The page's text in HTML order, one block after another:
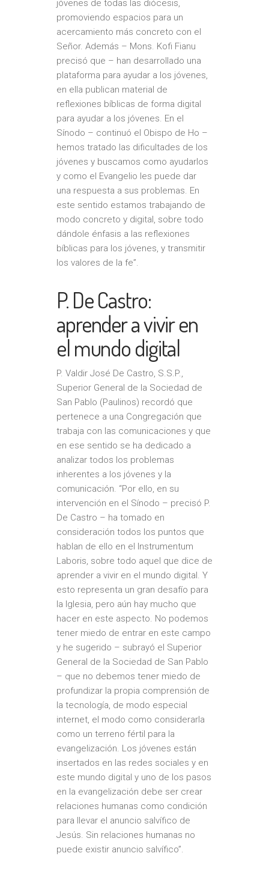
jóvenes de todas las diócesis,
promoviendo espacios para un
acercamiento más concreto con el
Señor. Además – Mons. Kofi Fianu
precisó que – han desarrollado una
plataforma para ayudar a los jóvenes,
en ella publican material de
reflexiones bíblicas de forma digital
para ayudar a los jóvenes. En el
Sínodo – continuó el Obispo de Ho –
hemos tratado las dificultades de los
jóvenes y buscamos como ayudarlos
y como el Evangelio les puede dar
una respuesta a sus problemas. En
este sentido estamos trabajando de
modo concreto y digital, sobre todo
dándole énfasis a las reflexiones
bíblicas para los jóvenes, y transmitir
los valores de la fe”.
P. De Castro:
aprender a vivir en
el mundo digital
P. Valdir José De Castro, S.S.P.,
Superior General de la Sociedad de
San Pablo (Paulinos) recordó que
pertenece a una Congregación que
trabaja con las comunicaciones y que
en ese sentido se ha dedicado a
analizar todos los problemas
inherentes a los jóvenes y la
comunicación. “Por ello, en su
intervención en el Sínodo – precisó P.
De Castro – ha tomado en
consideración todos los puntos que
hablan de ello en el Instrumentum
Laboris , sobre todo aquel que dice de
aprender a vivir en el mundo digital. Y
esto representa un gran desafío para
la Iglesia, pero aún hay mucho que
hacer en este aspecto. No podemos
tener miedo de entrar en este campo
y he sugerido – subrayó el Superior
General de la Sociedad de San Pablo
– que no debemos tener miedo de
profundizar la propia comprensión de
la tecnología, de modo especial
internet, el modo como considerarla
como un terreno fértil para la
evangelización. Los jóvenes están
insertados en las redes sociales y en
este mundo digital y uno de los pasos
en la evangelización debe ser crear
relaciones humanas como condición
para llevar el anuncio salvífico de
Jesús. Sin relaciones humanas no
puede existir anuncio salvífico”.